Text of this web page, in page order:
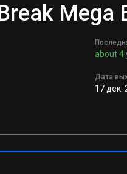
about 4
Дата
17 дек.